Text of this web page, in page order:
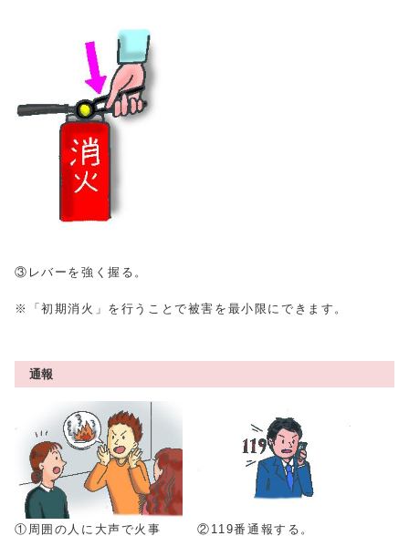
③レバーを強く握る。
※「初期消火」を行うことで被害を最小限にできます。
通報
①周囲の人に大声で火事 ②119番通報する。